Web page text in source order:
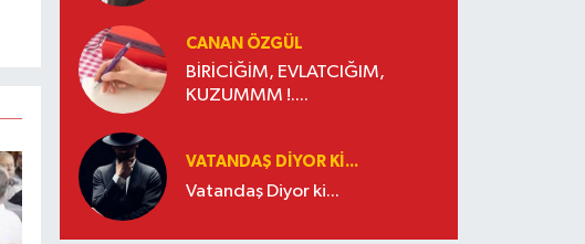
CANAN ÖZGÜL
BİRİCİĞİM, EVLATCIĞIM,
KUZUMMM !....
VATANDAŞ DIYOR KI...
Vatandaş Diyor ki...